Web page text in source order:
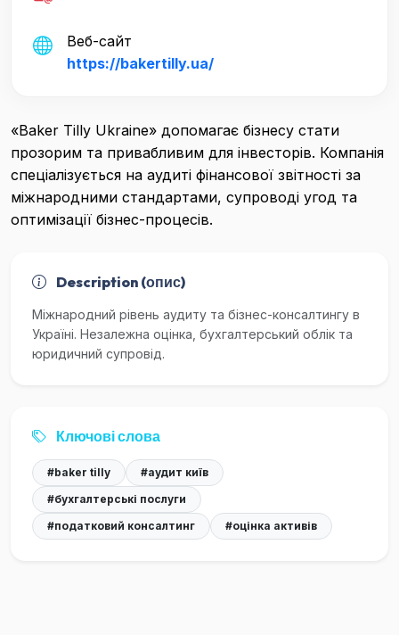
Веб-сайт
https://bakertilly.ua/
«Baker Tilly Ukraine» допомагає бізнесу стати
прозорим та привабливим для інвесторів. Компанія
спеціалізується на аудиті фінансової звітності за
міжнародними стандартами, супроводі угод та
оптимізації бізнес-процесів.
Description (опис)
Міжнародний рівень аудиту та бізнес-консалтингу в
Україні. Незалежна оцінка, бухгалтерський облік та
юридичний супровід.
Ключові слова
#baker tilly
#аудит київ
#бухгалтерські послуги
#податковий консалтинг
#оцінка активів